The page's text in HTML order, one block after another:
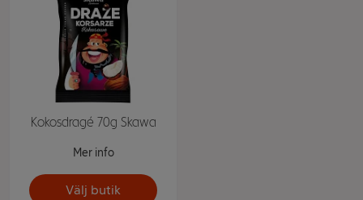
Kokosdragé 70g Skawa
Mer info
Välj butik